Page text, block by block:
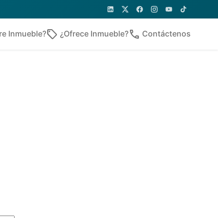
Inmueble?sell ¿Ofrece Inmueble?phone Contáctenos